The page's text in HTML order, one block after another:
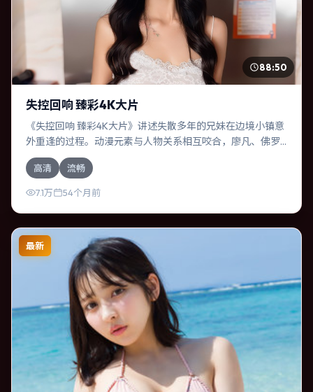
88:50
失控回响 臻彩4K大片
《失控回响 臻彩4K大片》讲述失散多年的兄妹在边境小镇意
外重逢的过程。动漫元素与人物关系相互咬合，廖凡、佛罗
伦斯·珀的对手戏尤为出彩。导演林超贤善于在长镜头中积蓄
张力，本片亦在澳大利亚实地取景，增强真实质感。
高清 流畅
7.1万 54个月前
最新